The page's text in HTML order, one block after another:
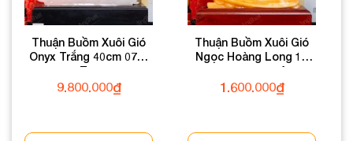
Thuận Buồm Xuôi Gió
Onyx Trắng 40cm 072-
053T13-40
9.800.000₫
Thuận Buồm Xuôi Gió
Ngọc Hoàng Long 1A
20cm 137-0491A-20
1.600.000₫